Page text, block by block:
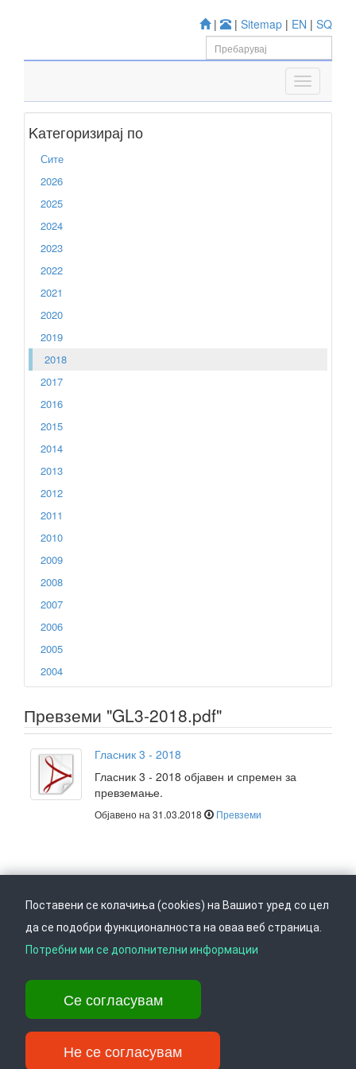
| | Sitemap | EN | SQ
Kатегоризирај по
Сите
2026
2025
2024
2023
2022
2021
2020
2019
2018
2017
2016
2015
2014
2013
2012
2011
2010
2009
2008
2007
2006
2005
2004
Превземи "GL3-2018.pdf"
Гласник 3 - 2018
Гласник 3 - 2018 објавен и спремен за
превземање.
Објавено на 31.03.2018 Превземи
Врати се горе Следете не на
Ул. Даме Груев 14, Катна гаража Беко на 1-виот кат, 1000 Скопје,
Тел: +389 2 3103 601 (641), Факс: +389 2 3137 149 |
info@ippo.gov.mk
Поставени се колачиња (cookies) на Вашиот уред со цел
да се подобри функционалноста на оваа веб страница.
Потребни ми се дополнителни информации
Се согласувам
Не се согласувам